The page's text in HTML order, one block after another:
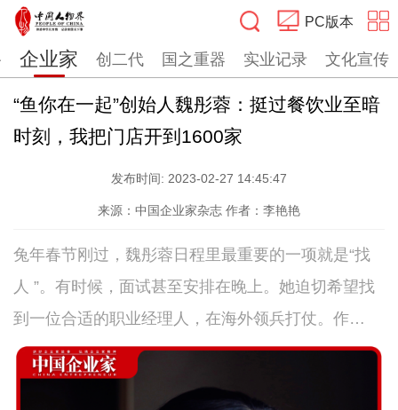
PC版本
搜索
企业家 创二代 国之重器 实业记录 文化宣传
“鱼你在一起”创始人魏彤蓉：挺过餐饮业至暗
时刻，我把门店开到1600家
发布时间: 2023-02-27 14:45:47
来源：中国企业家杂志 作者：李艳艳
兔年春节刚过，魏彤蓉日程里最重要的一项就是“找
人 ”。有时候，面试甚至安排在晚上。她迫切希望找
到一位合适的职业经理人，在海外领兵打仗。作
为“鱼你在一起”的掌舵人，魏彤蓉的状态也是整个企
业的折射——